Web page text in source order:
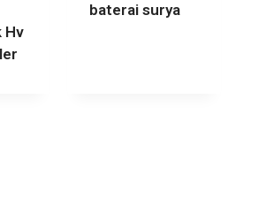
Hv
baterai surya